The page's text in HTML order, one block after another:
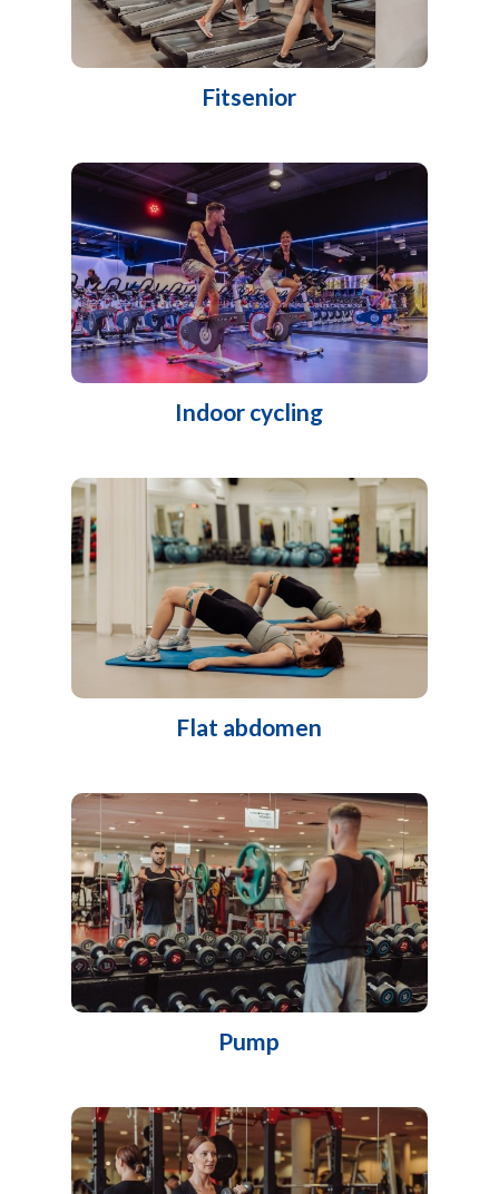
Fitsenior
Indoor cycling
Flat abdomen
Pump